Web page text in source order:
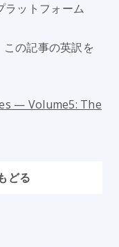
ラットフォーム
の記事の英訳を
— Volume5: The
どる